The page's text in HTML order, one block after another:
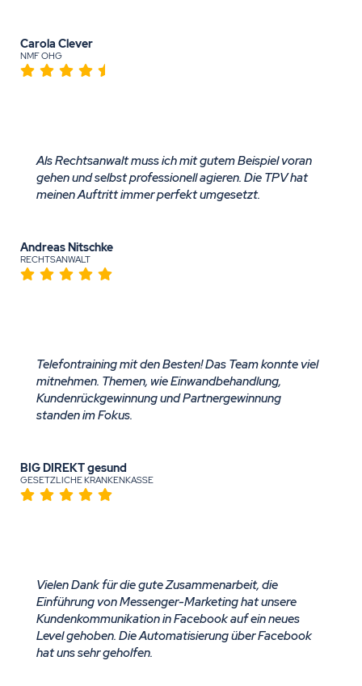
Carola Clever
NMF OHG
Als Rechtsanwalt muss ich mit gutem Beispiel voran
gehen und selbst professionell agieren. Die TPV hat
meinen Auftritt immer perfekt umgesetzt.
Andreas Nitschke
RECHTSANWALT
Telefontraining mit den Besten! Das Team konnte viel
mitnehmen. Themen, wie Einwandbehandlung,
Kundenrückgewinnung und Partnergewinnung
standen im Fokus.
BIG DIREKT gesund
GESETZLICHE KRANKENKASSE
Vielen Dank für die gute Zusammenarbeit, die
Einführung von Messenger-Marketing hat unsere
Kundenkommunikation in Facebook auf ein neues
Level gehoben. Die Automatisierung über Facebook
hat uns sehr geholfen.